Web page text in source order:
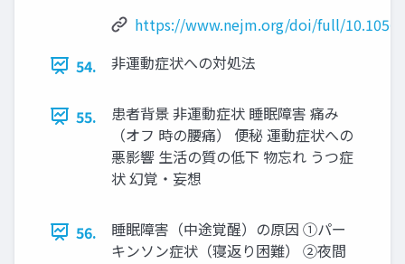
https://www.nejm.org/doi/full/10.1056/
54.
非運動症状への対処法
55.
患者背景 非運動症状 睡眠障害 痛み
（オフ 時の腰痛） 便秘 運動症状への
悪影響 生活の質の低下 物忘れ うつ症
状 幻覚・妄想
56.
睡眠障害（中途覚醒）の原因 ①パー
キンソン症状（寝返り困難） ②夜間